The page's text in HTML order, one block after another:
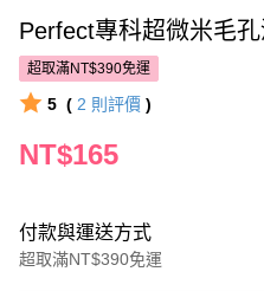
Perfect專科超微米毛
超取滿NT$390免運
5 ( 2 則評價 )
NT$165
付款與運送方式
超取滿NT$390免運